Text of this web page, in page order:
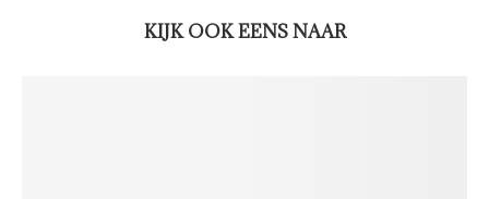
KIJK OOK EENS NAAR